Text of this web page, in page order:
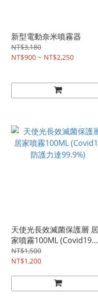
新型電動奈米噴霧器
NT$3,180
NT$900 ~ NT$2,250
天使光長效滅菌保護層 居
家噴霧100ML (Covid19防
護力達99.9%)
NT$1,500
NT$1,200